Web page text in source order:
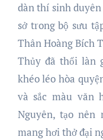
dàn thí sinh
sở trong bộ sưu
Thân Hoàng Bích
Thủy đã thổi làn
khéo léo hòa
và sắc màu văn
Nguyên, tạo
mang hơi thở đại